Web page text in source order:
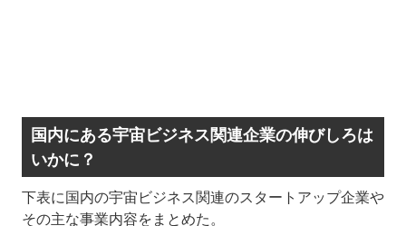
国内にある宇宙ビジネス関連企業の伸びしろは
いかに？
下表に国内の宇宙ビジネス関連のスタートアップ企業や
その主な事業内容をまとめた。